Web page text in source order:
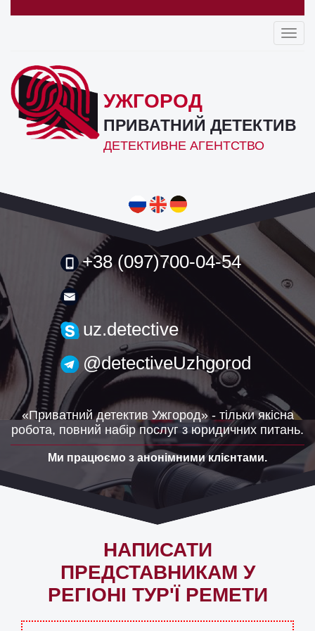
УЖГОРОД
ПРИВАТНИЙ ДЕТЕКТИВ
ДЕТЕКТИВНЕ АГЕНТСТВО
+38 (097)700-04-54
uzh.detective@gmail.com
uz.detective
@detectiveUzhgorod
«Приватний детектив Ужгород» - тільки якісна
робота, повний набір послуг з юридичних питань.
Ми працюємо з анонімними клієнтами.
НАПИСАТИ
ПРЕДСТАВНИКАМ У
РЕГІОНІ ТУР'Ї РЕМЕТИ